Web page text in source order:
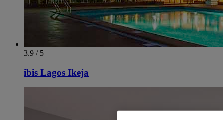
3.9 / 5
ibis Lagos Ikeja